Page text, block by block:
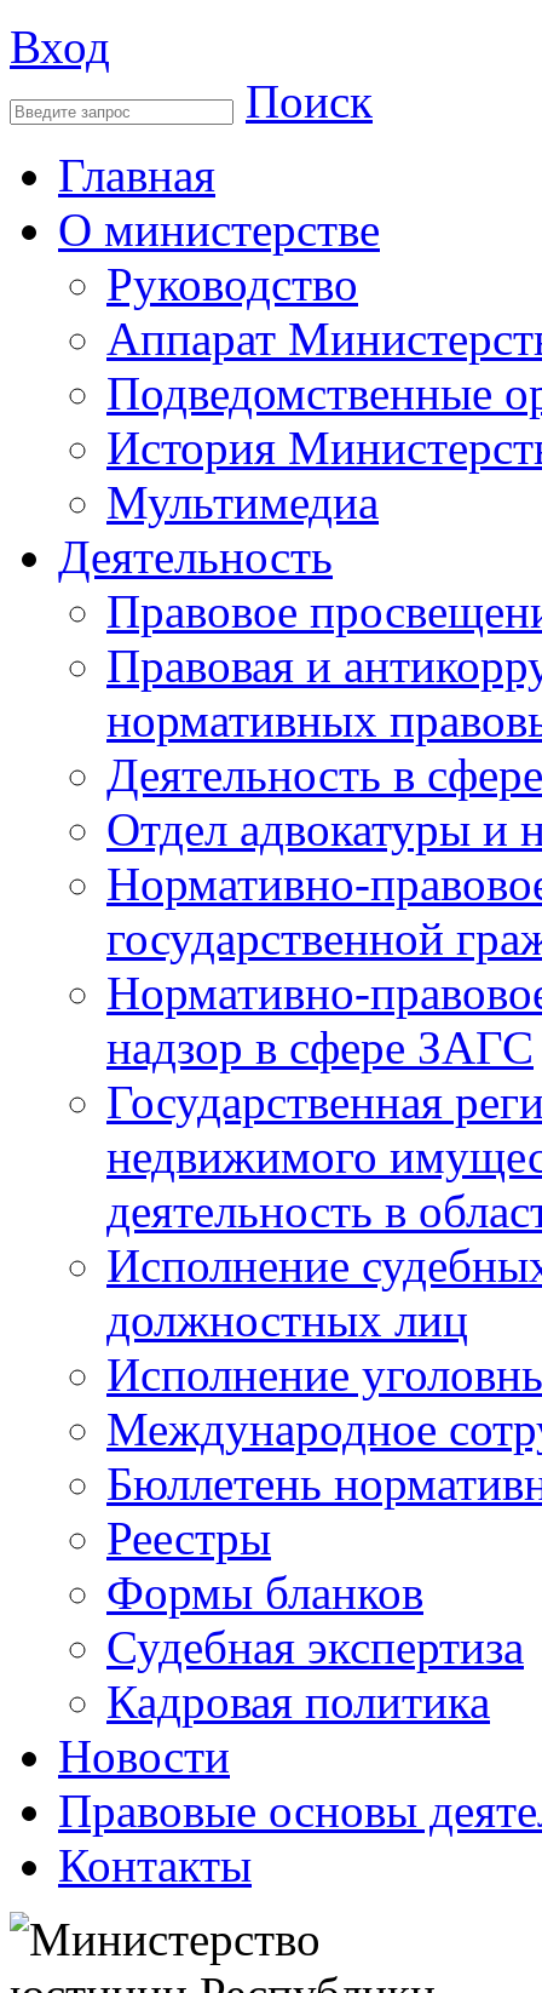
Вход
Поиск
Главная
О министерстве
Руководство
Аппарат
Подведомственные
История
Мультимедиа
Деятельность
Правовое
Правовая и
нормативных
Деятельность в
Отдел адвокатуры и
Нормативно-
государственной
Нормативно-
надзор в сфере ЗАГС
Государственная
недвижимого
деятельность в
Исполнение
должностных лиц
Исполнение
Международное
Бюллетень
Реестры
Формы бланков
Судебная экспертиза
Кадровая политика
Новости
Правовые основы
Контакты